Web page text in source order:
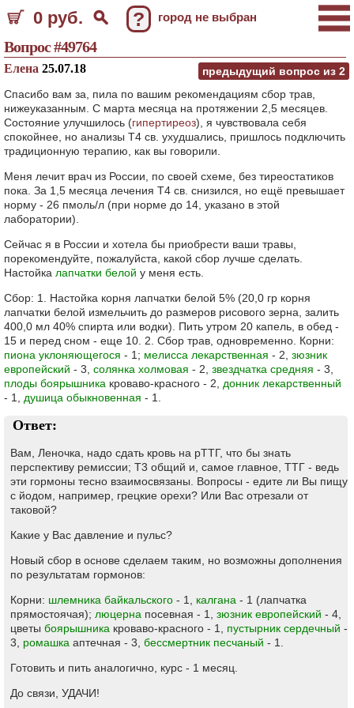
0 руб. ? город не выбран
Вопрос #49764
предыдущий вопрос из 2
Елена 25.07.18
Спасибо вам за, пила по вашим рекомендациям сбор трав,
нижеуказанным. С марта месяца на протяжении 2,5 месяцев.
Состояние улучшилось (гипертиреоз), я чувствовала себя
спокойнее, но анализы Т4 св. ухудшались, пришлось подключить
традиционную терапию, как вы говорили.
Меня лечит врач из России, по своей схеме, без тиреостатиков
пока. За 1,5 месяца лечения Т4 св. снизился, но ещё превышает
норму - 26 пмоль/л (при норме до 14, указано в этой
лаборатории).
Сейчас я в России и хотела бы приобрести ваши травы,
порекомендуйте, пожалуйста, какой сбор лучше сделать.
Настойка лапчатки белой у меня есть.
Сбор: 1. Настойка корня лапчатки белой 5% (20,0 гр корня
лапчатки белой измельчить до размеров рисового зерна, залить
400,0 мл 40% спирта или водки). Пить утром 20 капель, в обед -
15 и перед сном - еще 10. 2. Сбор трав, одновременно. Корни:
пиона уклоняющегося - 1; мелисса лекарственная - 2, зюзник
европейский - 3, солянка холмовая - 2, звездчатка средняя - 3,
плоды боярышника кроваво-красного - 2, донник лекарственный
- 1, душица обыкновенная - 1.
Ответ:
Вам, Леночка, надо сдать кровь на рТТГ, что бы знать
перспективу ремиссии; Т3 общий и, самое главное, ТТГ - ведь
эти гормоны тесно взаимосвязаны. Вопросы - едите ли Вы пищу
с йодом, например, грецкие орехи? Или Вас отрезали от
таковой?
Какие у Вас давление и пульс?
Новый сбор в основе сделаем таким, но возможны дополнения
по результатам гормонов:
Корни: шлемника байкальского - 1, калгана - 1 (лапчатка
прямостоячая); люцерна посевная - 1, зюзник европейский - 4,
цветы боярышника кроваво-красного - 1, пустырник сердечный -
3, ромашка аптечная - 3, бессмертник песчаный - 1.
Готовить и пить аналогично, курс - 1 месяц.
До связи, УДАЧИ!